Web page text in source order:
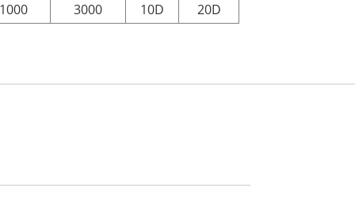
1000
3000 10D 20D